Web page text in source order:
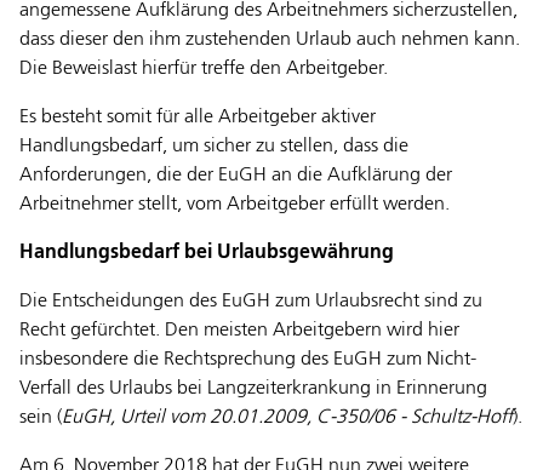
angemessene Aufklärung des Arbeitnehmers sicherzustellen,
dass dieser den ihm zustehenden Urlaub auch nehmen kann.
Die Beweislast hierfür treffe den Arbeitgeber.
Es besteht somit für alle Arbeitgeber aktiver
Handlungsbedarf, um sicher zu stellen, dass die
Anforderungen, die der EuGH an die Aufklärung der
Arbeitnehmer stellt, vom Arbeitgeber erfüllt werden.
Handlungsbedarf bei Urlaubsgewährung
Die Entscheidungen des EuGH zum Urlaubsrecht sind zu
Recht gefürchtet. Den meisten Arbeitgebern wird hier
insbesondere die Rechtsprechung des EuGH zum Nicht-
Verfall des Urlaubs bei Langzeiterkrankung in Erinnerung
sein (EuGH, Urteil vom 20.01.2009, C-350/06 - Schultz-Hoff).